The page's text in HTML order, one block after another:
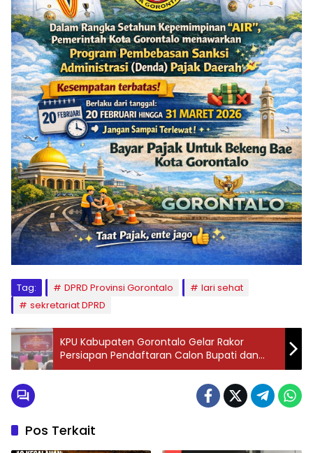
Tag: DPRD Provinsi Gorontalo
lari sehat
sekretariat DPRD
KPU Kabupaten Gorontalo Gelar Rakor
Persiapan Pendaftaran Calon Bupati dan
Wakil Bupati 2024
Pos Terkait